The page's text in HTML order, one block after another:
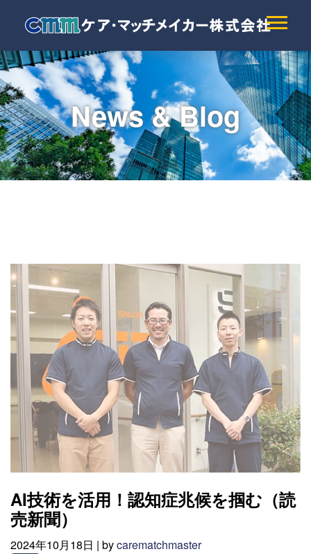
News & Blog
AI技術を活用！認知症兆候を掴む（読
売新聞）
2024年10月18日 | bycarematchmaster